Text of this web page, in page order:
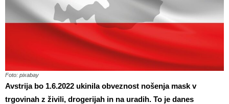
Foto: pixabay
Avstrija bo 1.6.2022 ukinila obveznost nošenja mask v
trgovinah z živili, drogerijah in na uradih. To je danes